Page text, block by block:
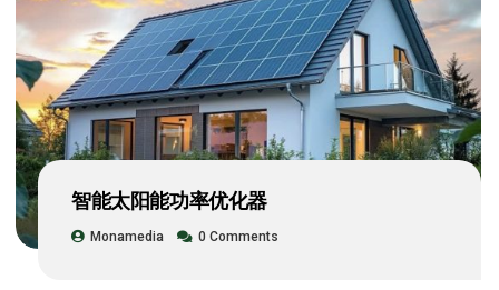
智能太阳能功率优化器
Monamedia 0 Comments